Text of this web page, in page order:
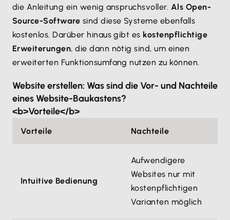
die Anleitung ein wenig anspruchsvoller. Als Open-
Source-Software sind diese Systeme ebenfalls
kostenlos. Darüber hinaus gibt es kostenpflichtige
Erweiterungen, die dann nötig sind, um einen
erweiterten Funktionsumfang nutzen zu können.
Website erstellen: Was sind die Vor- und Nachteile
eines Website-Baukastens?
<b>Vorteile</b>
Vorteile Nachteile
Intuitive Bedienung
Aufwendigere
Websites nur mit
kostenpflichtigen
Varianten möglich